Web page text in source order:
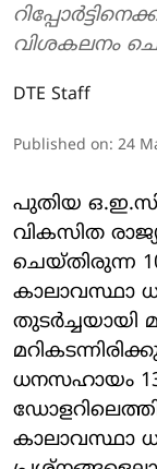
വിശകലനം
DTE Staff
Published on: 24
പുതിയ
വികസിത
ചെയ്തിരുന്ന
കാലാവസ്ഥാ
തുടർച്ചയായി
ധനസഹായം
കാലാവസ്ഥാ